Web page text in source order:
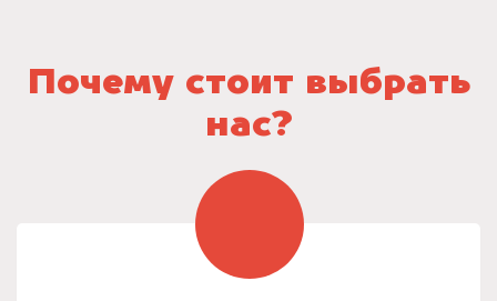
Почему стоит выбрать
нас?